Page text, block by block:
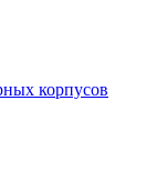
корпусов